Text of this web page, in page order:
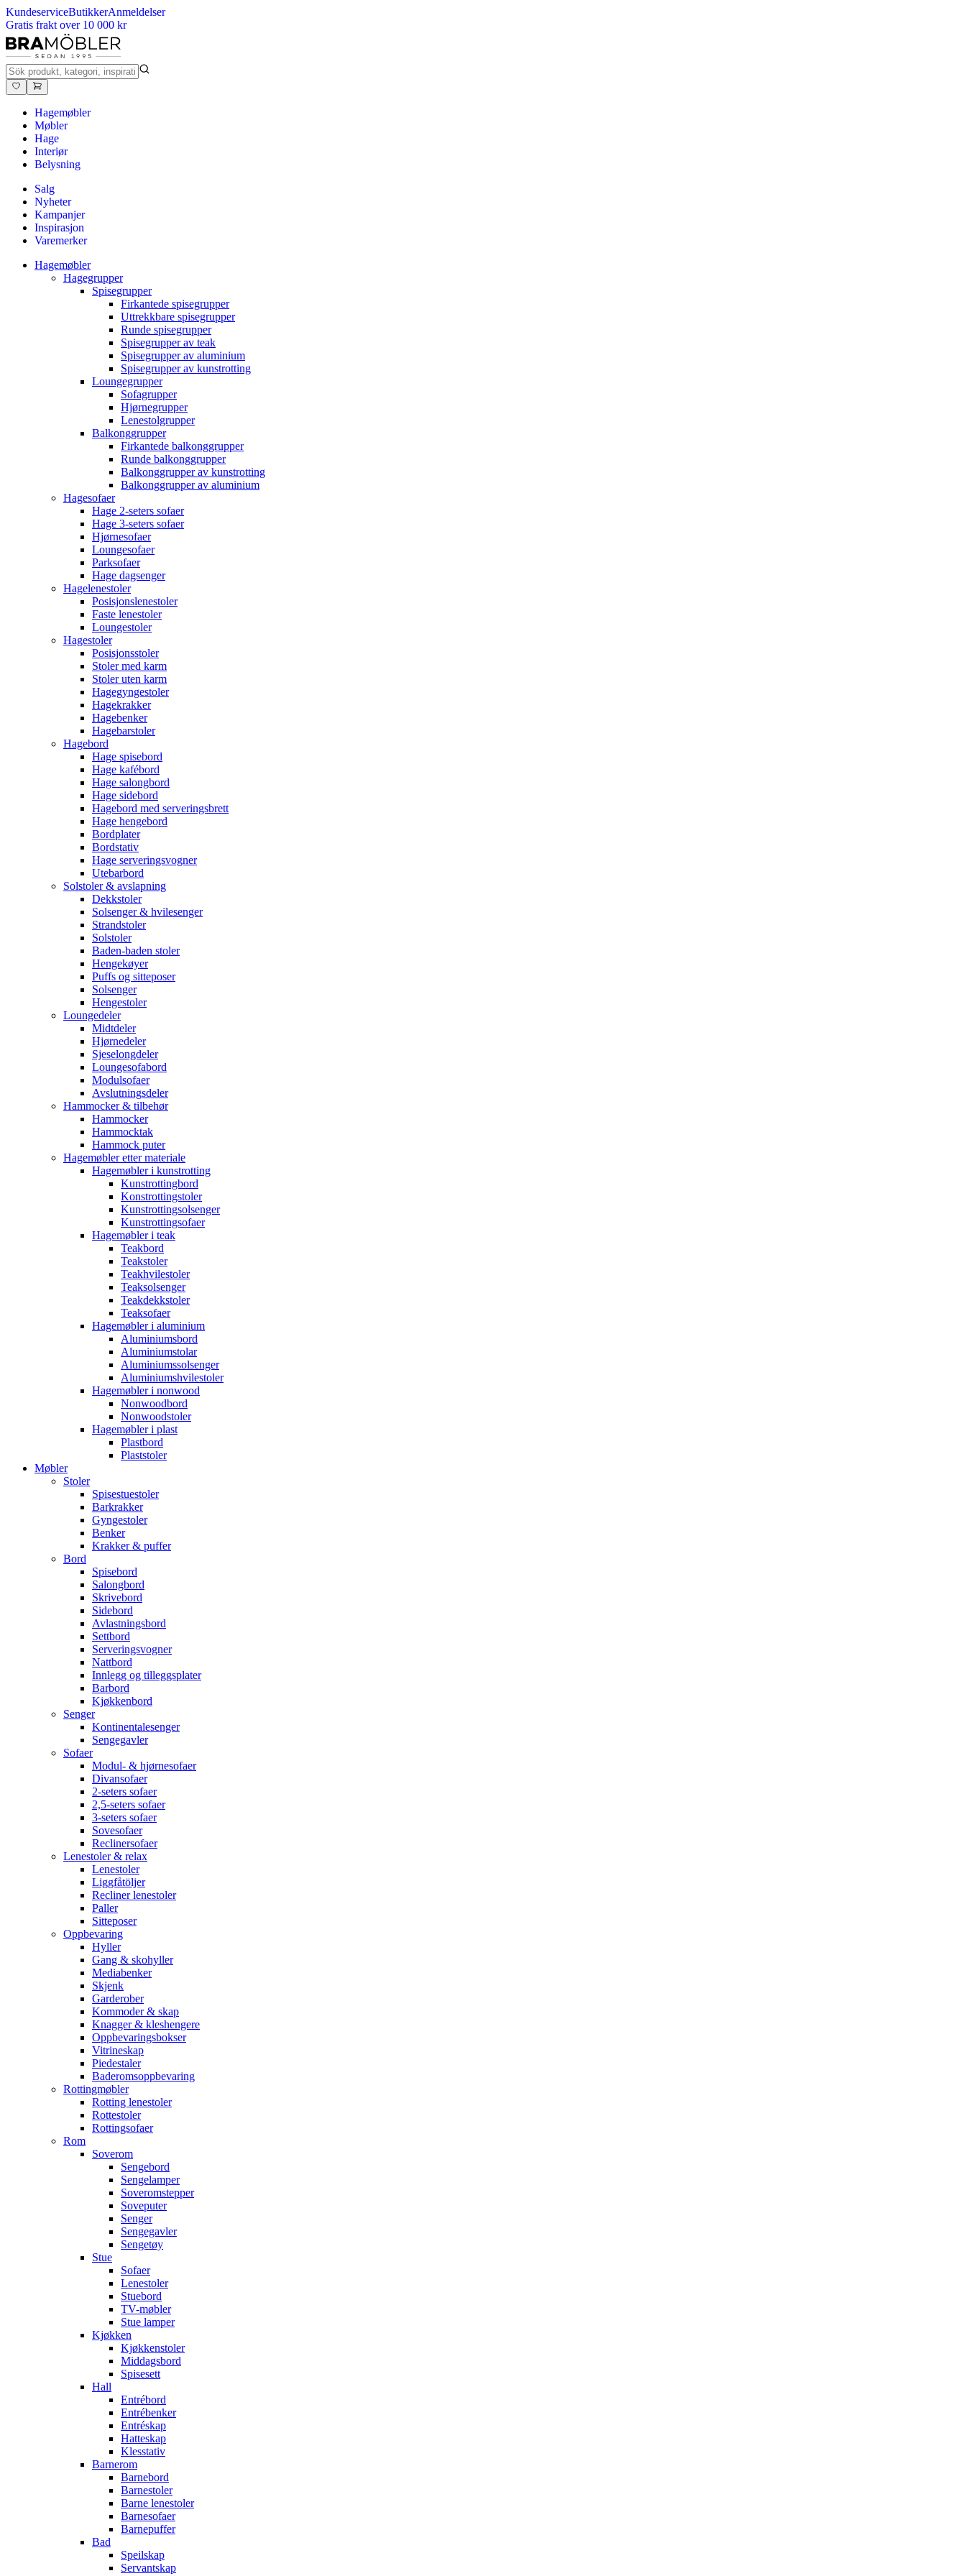
KundeserviceButikkerAnmeldelser
Gratis frakt over 10 000 kr
Hagemøbler
Møbler
Hage
Interiør
Belysning
Salg
Nyheter
Kampanjer
Inspirasjon
Varemerker
Hagemøbler
Hagegrupper
Spisegrupper
Firkantede spisegrupper
Uttrekkbare spisegrupper
Runde spisegrupper
Spisegrupper av teak
Spisegrupper av aluminium
Spisegrupper av kunstrotting
Loungegrupper
Sofagrupper
Hjørnegrupper
Lenestolgrupper
Balkonggrupper
Firkantede balkonggrupper
Runde balkonggrupper
Balkonggrupper av kunstrotting
Balkonggrupper av aluminium
Hagesofaer
Hage 2-seters sofaer
Hage 3-seters sofaer
Hjørnesofaer
Loungesofaer
Parksofaer
Hage dagsenger
Hagelenestoler
Posisjonslenestoler
Faste lenestoler
Loungestoler
Hagestoler
Posisjonsstoler
Stoler med karm
Stoler uten karm
Hagegyngestoler
Hagekrakker
Hagebenker
Hagebarstoler
Hagebord
Hage spisebord
Hage kafébord
Hage salongbord
Hage sidebord
Hagebord med serveringsbrett
Hage hengebord
Bordplater
Bordstativ
Hage serveringsvogner
Utebarbord
Solstoler & avslapning
Dekkstoler
Solsenger & hvilesenger
Strandstoler
Solstoler
Baden-baden stoler
Hengekøyer
Puffs og sitteposer
Solsenger
Hengestoler
Loungedeler
Midtdeler
Hjørnedeler
Sjeselongdeler
Loungesofabord
Modulsofaer
Avslutningsdeler
Hammocker & tilbehør
Hammocker
Hammocktak
Hammock puter
Hagemøbler etter materiale
Hagemøbler i kunstrotting
Kunstrottingbord
Konstrottingstoler
Kunstrottingsolsenger
Kunstrottingsofaer
Hagemøbler i teak
Teakbord
Teakstoler
Teakhvilestoler
Teaksolsenger
Teakdekkstoler
Teaksofaer
Hagemøbler i aluminium
Aluminiumsbord
Aluminiumstolar
Aluminiumssolsenger
Aluminiumshvilestoler
Hagemøbler i nonwood
Nonwoodbord
Nonwoodstoler
Hagemøbler i plast
Plastbord
Plaststoler
Møbler
Stoler
Spisestuestoler
Barkrakker
Gyngestoler
Benker
Krakker & puffer
Bord
Spisebord
Salongbord
Skrivebord
Sidebord
Avlastningsbord
Settbord
Serveringsvogner
Nattbord
Innlegg og tilleggsplater
Barbord
Kjøkkenbord
Senger
Kontinentalesenger
Sengegavler
Sofaer
Modul- & hjørnesofaer
Divansofaer
2-seters sofaer
2,5-seters sofaer
3-seters sofaer
Sovesofaer
Reclinersofaer
Lenestoler & relax
Lenestoler
Liggfåtöljer
Recliner lenestoler
Paller
Sitteposer
Oppbevaring
Hyller
Gang & skohyller
Mediabenker
Skjenk
Garderober
Kommoder & skap
Knagger & kleshengere
Oppbevaringsbokser
Vitrineskap
Piedestaler
Baderomsoppbevaring
Rottingmøbler
Rotting lenestoler
Rottestoler
Rottingsofaer
Rom
Soverom
Sengebord
Sengelamper
Soveromstepper
Soveputer
Senger
Sengegavler
Sengetøy
Stue
Sofaer
Lenestoler
Stuebord
TV-møbler
Stue lamper
Kjøkken
Kjøkkenstoler
Middagsbord
Spisesett
Hall
Entrébord
Entrébenker
Entréskap
Hatteskap
Klesstativ
Barnerom
Barnebord
Barnestoler
Barne lenestoler
Barnesofaer
Barnepuffer
Bad
Speilskap
Servantskap